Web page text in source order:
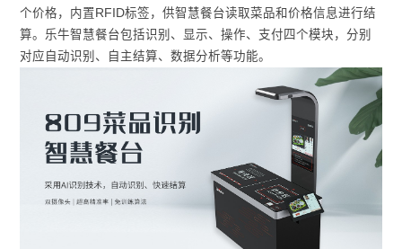
个价格，内置RFID标签，供智慧餐台读取菜品和价格信息进行结
算。乐牛智慧餐台包括识别、显示、操作、支付四个模块，分别
对应自动识别、自主结算、数据分析等功能。